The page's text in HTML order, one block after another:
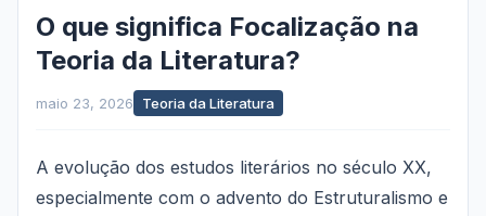
O que significa Focalização na
Teoria da Literatura?
maio 23, 2026 Teoria da Literatura
A evolução dos estudos literários no século XX,
especialmente com o advento do Estruturalismo e